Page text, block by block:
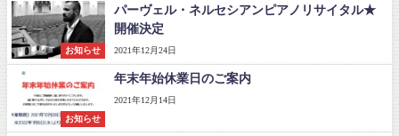
お知らせ
パーヴェル・ネルセシアンピアノリサイタル★
開催決定
2021年12月24日
お知らせ
年末年始休業日のご案内
2021年12月14日